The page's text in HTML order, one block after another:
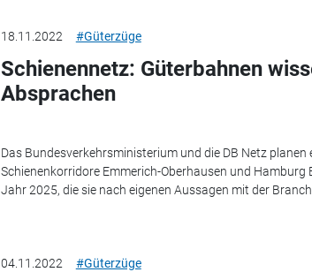
18.11.2022 #Güterzüge
Schienennetz: Güterbahnen
Absprachen
Das Bundesverkehrsministerium und die DB Netz
Schienenkorridore Emmerich-Oberhausen und Hamburg
Jahr 2025, die sie nach eigenen Aussagen mit der
04.11.2022 #Güterzüge